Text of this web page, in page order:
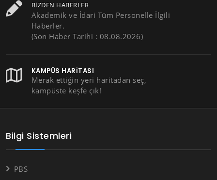
BIZDEN HABERLER
Akademik ve İdari Tüm Personelle İlgili
Haberler.
(Son Haber Tarihi : 08.08.2026)
KAMPÜS HARITASI
Merak ettiğin yeri haritadan seç,
kampüste keşfe çık!
Bilgi Sistemleri
PBS